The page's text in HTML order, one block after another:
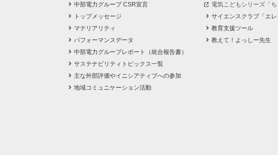
中部電力グループ CSR宣言
トップメッセージ
マテリアリティ
パフォーマンスデータ
中部電力グループレポート（統合報告書）
サステナビリティトピックス一覧
主な外部評価やイニシアティブへの参加
地域コミュニケーション活動
電気こどもシリーズ「ち
サイエンスクラブ「エレ
教育支援ツール
教えて！よっしー先生